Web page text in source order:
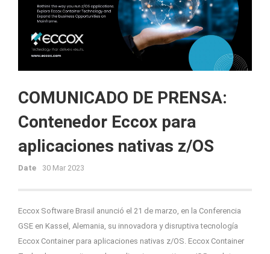
COMUNICADO DE PRENSA:
Contenedor Eccox para
aplicaciones nativas z/OS
Date 30 Mar 2023
Eccox Software Brasil anunció el 21 de marzo, en la Conferencia
GSE en Kassel, Alemania, su innovadora y disruptiva tecnología
Eccox Container para aplicaciones nativas z/OS. Eccox Container